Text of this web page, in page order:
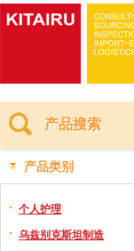
产品搜索
产品类别
个人护理
乌兹别克斯坦制造